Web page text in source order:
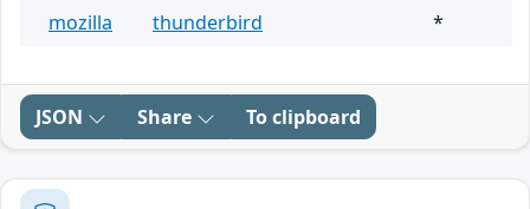
mozilla
thunderbird *
JSON Share To clipboard